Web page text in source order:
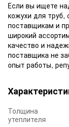
Если вы ищете
кожухи для труб,
поставщикам и
широкий
качество и
поставщика не
опыт работы,
Толщина
утеплителя